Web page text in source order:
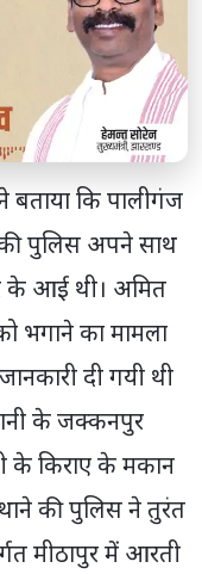
कि पालीगंज
पुलिस अपने साथ
के आई थी। अमित
भगाने का मामला
दी गयी थी
के जक्कनपुर
के किराए के मकान
की पुलिस ने तुरंत
मीठापुर में आरती